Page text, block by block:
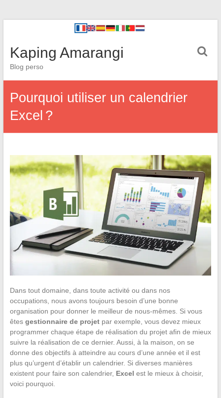
Kaping Amarangi
Blog perso
Pourquoi utiliser un calendrier
Excel ?
Dans tout domaine, dans toute activité ou dans nos
occupations, nous avons toujours besoin d’une bonne
organisation pour donner le meilleur de nous-mêmes. Si vous
êtes gestionnaire de projetpar exemple, vous devez mieux
programmer chaque étape de réalisation du projet afin de mieux
suivre la réalisation de ce dernier. Aussi, à la maison, on se
donne des objectifs à atteindre au cours d’une année et il est
plus qu’urgent d’établir un calendrier. Si diverses manières
existent pour faire son calendrier, Excel est le mieux à choisir,
voici pourquoi.